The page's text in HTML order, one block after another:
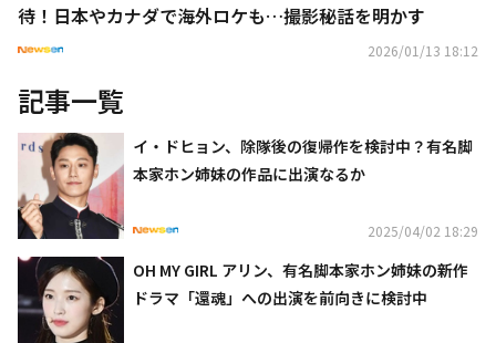
待！日本やカナダで海外ロケも…撮影秘話を明かす
2026/01/13 18:12
記事一覧
イ・ドヒョン、除隊後の復帰作を検討中？有名脚
本家ホン姉妹の作品に出演なるか
2025/04/02 18:29
OH MY GIRL アリン、有名脚本家ホン姉妹の新作
ドラマ「還魂」への出演を前向きに検討中